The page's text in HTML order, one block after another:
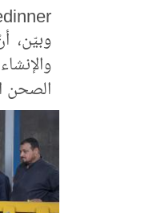
وبيّن،
الصحن